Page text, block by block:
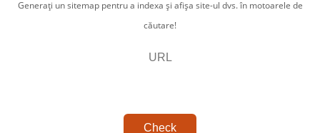
Generați un sitemap pentru a indexa și afișa site-ul dvs. în motoarele de
căutare!
Check